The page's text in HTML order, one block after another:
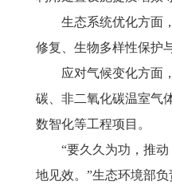
生态系统优化方面
修复、生物多样性保护
应对气候变化方面
碳、非二氧化碳温室气
数智化等工程项目。
“要久久为功，推
地见效。”生态环境部负